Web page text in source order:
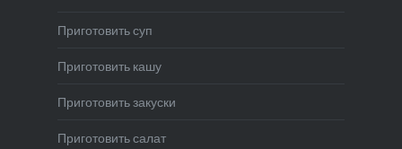
Приготовить суп
Приготовить кашу
Приготовить закуски
Приготовить салат